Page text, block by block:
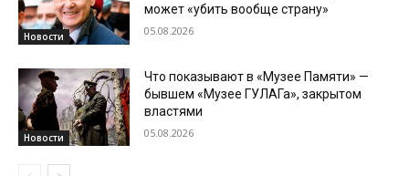
Новости
может «убить вообще страну»
05.08.2026
Новости
Что показывают в «Музее Памяти» —
бывшем «Музее ГУЛАГа», закрытом
властями
05.08.2026